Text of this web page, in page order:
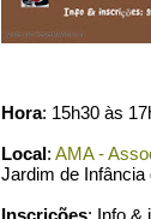
Hora: 15h30 às
Local : AMA -
Jardim de Infância